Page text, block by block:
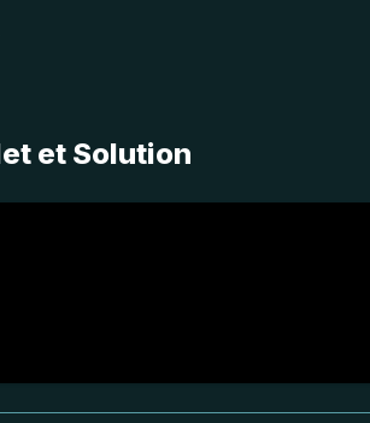
et Solution